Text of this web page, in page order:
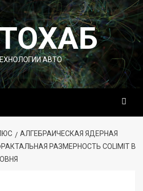
АВТО
АЛГЕБРАИЧЕСКАЯ ЯДЕРНАЯ
РАЗМЕРНОСТЬ COLIMIT В